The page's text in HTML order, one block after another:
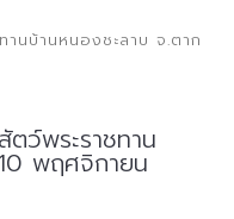
นบ้านหนองชะลาบ จ.ตาก
ว์พระราชทาน
พฤศจิกายน